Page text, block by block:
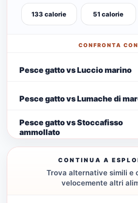
133 calorie 51 calorie
CONFRONTA CON
Pesce gatto vs Luccio marino
Pesce gatto vs Lumache di
Pesce gatto vs Stoccafisso
ammollato
CONTINUA A
Trova alternative simili e
velocemente altri